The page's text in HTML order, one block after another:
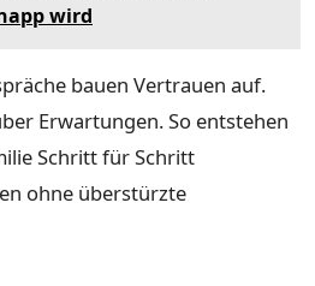
wird
bauen Vertrauen auf.
Erwartungen. So entstehen
Schritt für Schritt
ohne überstürzte